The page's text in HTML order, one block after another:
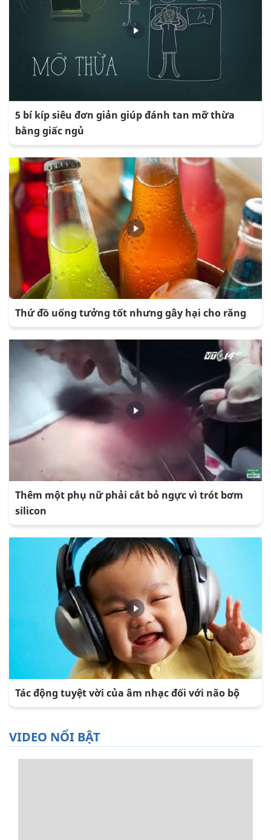
5 bí kíp siêu đơn giản giúp đánh tan mỡ thừa
bằng giấc ngủ
Thứ đồ uống tưởng tốt nhưng gây hại cho răng
Thêm một phụ nữ phải cắt bỏ ngực vì trót bơm
silicon
Tác động tuyệt vời của âm nhạc đối với não bộ
VIDEO NỔI BẬT